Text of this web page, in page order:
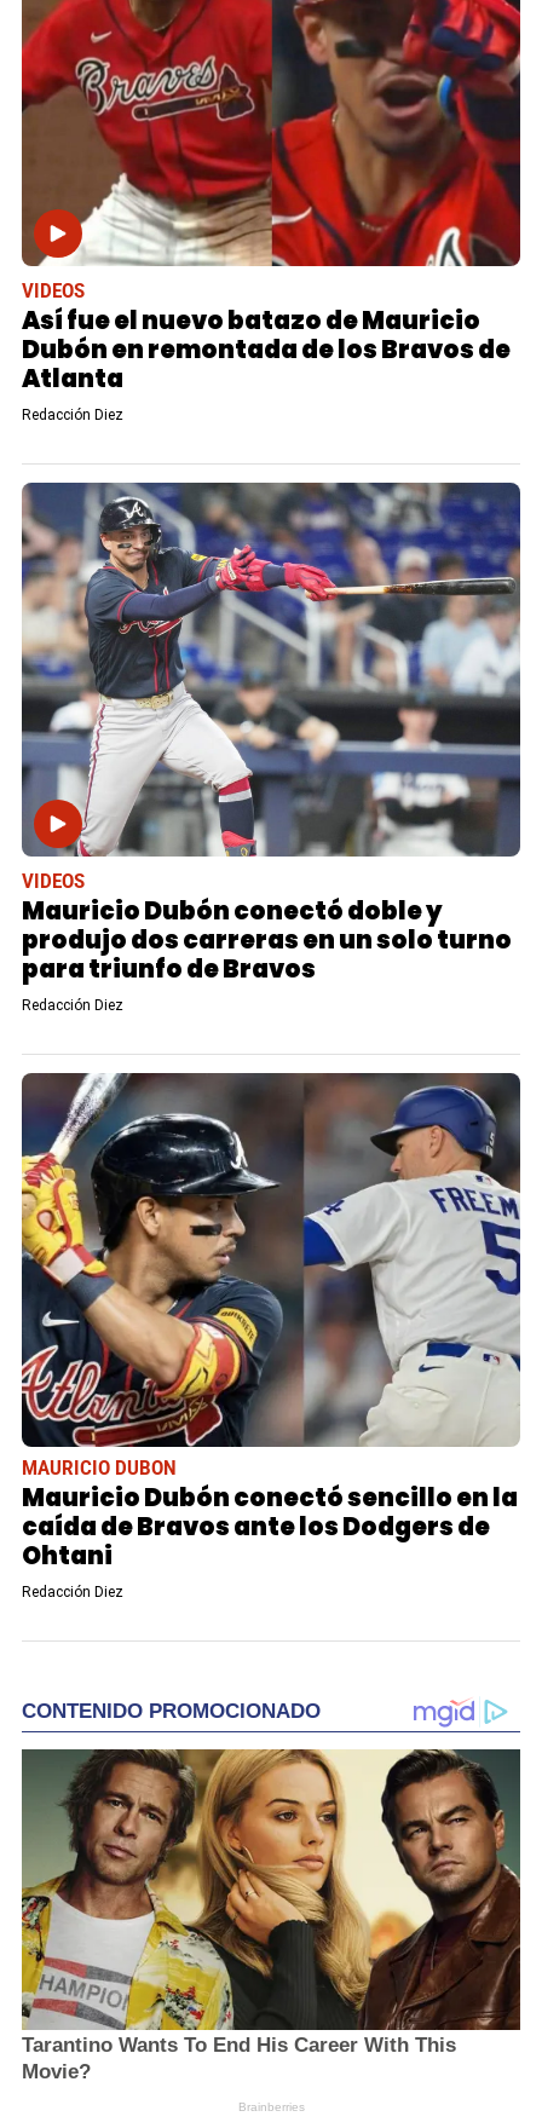
VIDEOS
Así fue el nuevo batazo de Mauricio
Dubón en remontada de los Bravos de
Atlanta
Redacción Diez
VIDEOS
Mauricio Dubón conectó doble y
produjo dos carreras en un solo turno
para triunfo de Bravos
Redacción Diez
MAURICIO DUBON
Mauricio Dubón conectó sencillo en la
caída de Bravos ante los Dodgers de
Ohtani
Redacción Diez